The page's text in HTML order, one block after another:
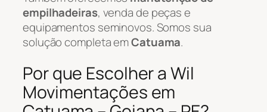
empilhadeiras, venda de peças e
equipamentos seminovos. Somos sua
solução completa emCatuama.
Por que Escolher a Wil
Movimentações em